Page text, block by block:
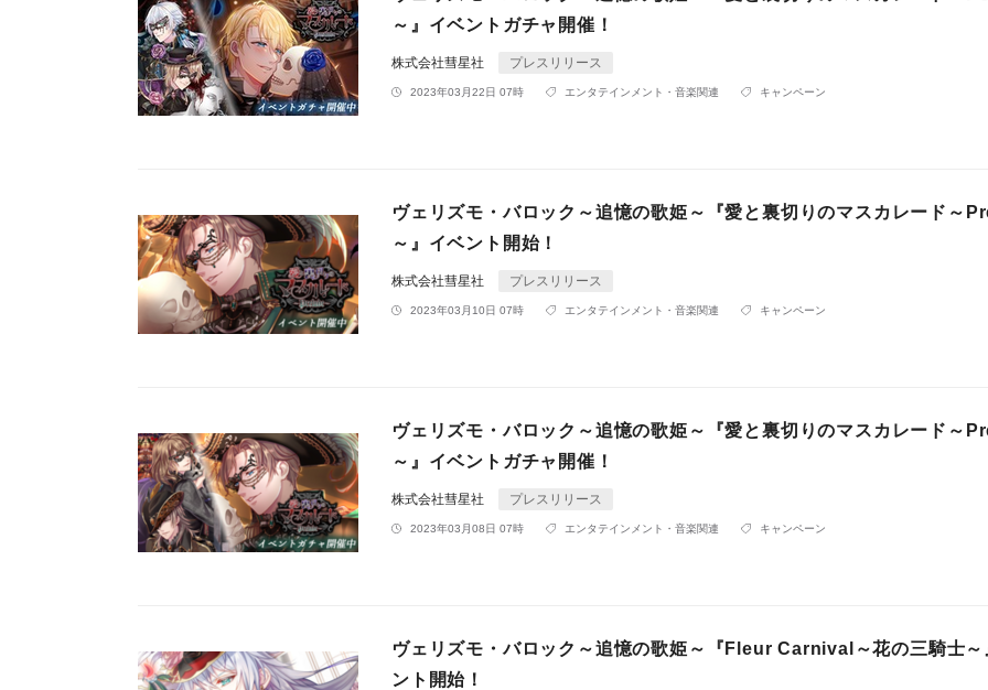
～』イベントガチャ開催！
株式会社彗星社 プレスリリース
2023年03月22日 07時 エンタテインメント・音楽関連 キャンペーン
ヴェリズモ・バロック～追憶の歌姫～『愛と裏切りのマスカレード～
～』イベント開始！
株式会社彗星社 プレスリリース
2023年03月10日 07時 エンタテインメント・音楽関連 キャンペーン
ヴェリズモ・バロック～追憶の歌姫～『愛と裏切りのマスカレード～
～』イベントガチャ開催！
株式会社彗星社 プレスリリース
2023年03月08日 07時 エンタテインメント・音楽関連 キャンペーン
ヴェリズモ・バロック～追憶の歌姫～『Fleur Carnival～花の三騎士～
ント開始！